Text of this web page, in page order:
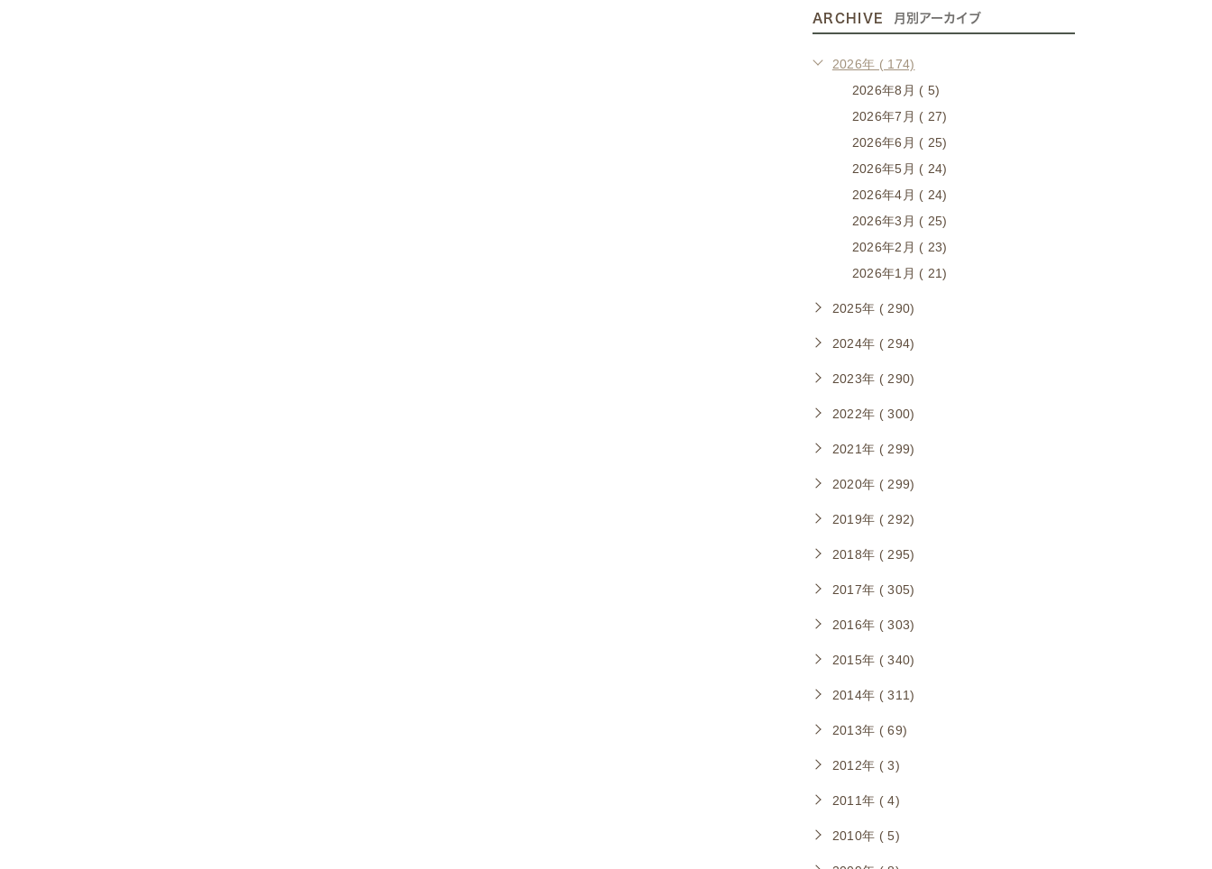
ARCHIVE 月別アーカイブ
2026年 ( 174)
2026年8月 ( 5)
2026年7月 ( 27)
2026年6月 ( 25)
2026年5月 ( 24)
2026年4月 ( 24)
2026年3月 ( 25)
2026年2月 ( 23)
2026年1月 ( 21)
2025年 ( 290)
2024年 ( 294)
2023年 ( 290)
2022年 ( 300)
2021年 ( 299)
2020年 ( 299)
2019年 ( 292)
2018年 ( 295)
2017年 ( 305)
2016年 ( 303)
2015年 ( 340)
2014年 ( 311)
2013年 ( 69)
2012年 ( 3)
2011年 ( 4)
2010年 ( 5)